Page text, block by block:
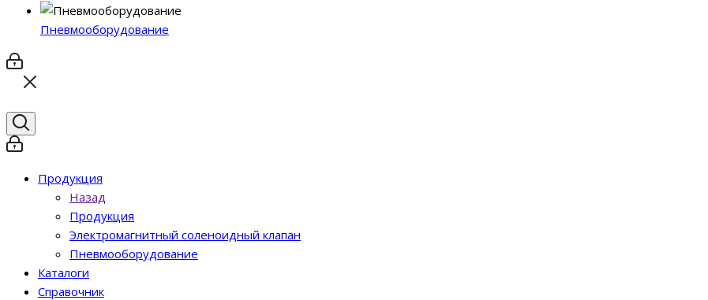
Пневмооборудование
Продукция
Назад
Продукция
Электромагнитный соленоидный клапан
Пневмооборудование
Каталоги
Справочник